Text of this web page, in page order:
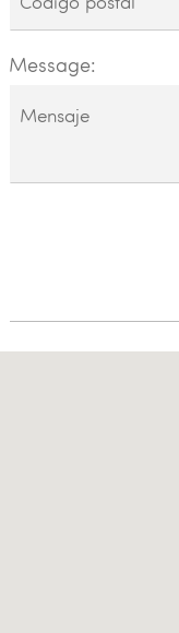
Message: